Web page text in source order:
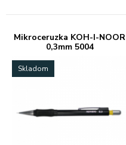
Mikroceruzka KOH-I-NOOR
0,3mm 5004
Skladom